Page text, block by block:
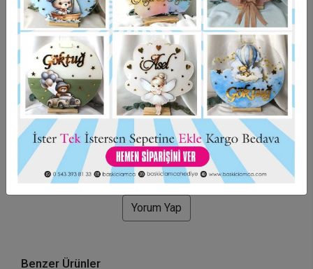
Hızlı Gönderi Güvenli Alışveriş İade ve Değişim
Bu ürün için henüz yorum yapılmadı.
Yorum Yap
Benzer Ürünler